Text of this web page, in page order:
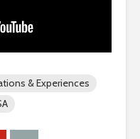
& Experiences